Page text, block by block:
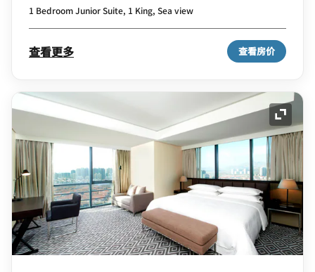
1 Bedroom Junior Suite, 1 King, Sea view
查看更多 查看房价
展开